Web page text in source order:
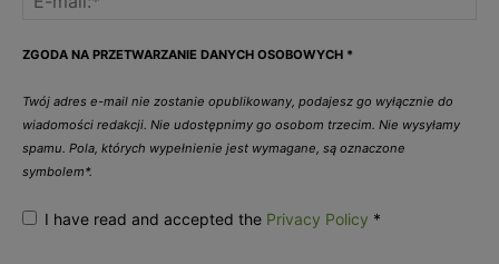
ZGODA NA PRZETWARZANIE DANYCH OSOBOWYCH *
Twój adres e-mail nie zostanie opublikowany, podajesz go wyłącznie do
wiadomości redakcji. Nie udostępnimy go osobom trzecim. Nie wysyłamy
spamu. Pola, których wypełnienie jest wymagane, są oznaczone
symbolem*.
I have read and accepted the Privacy Policy *